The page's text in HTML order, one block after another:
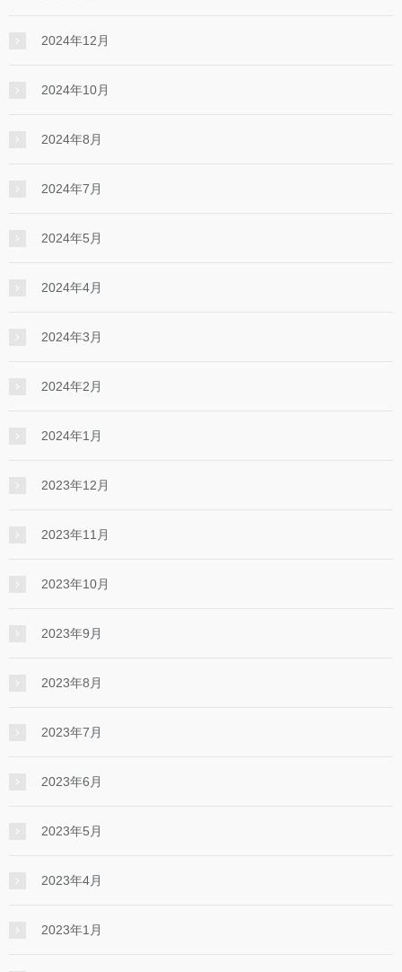
2024年12月
2024年10月
2024年8月
2024年7月
2024年5月
2024年4月
2024年3月
2024年2月
2024年1月
2023年12月
2023年11月
2023年10月
2023年9月
2023年8月
2023年7月
2023年6月
2023年5月
2023年4月
2023年1月